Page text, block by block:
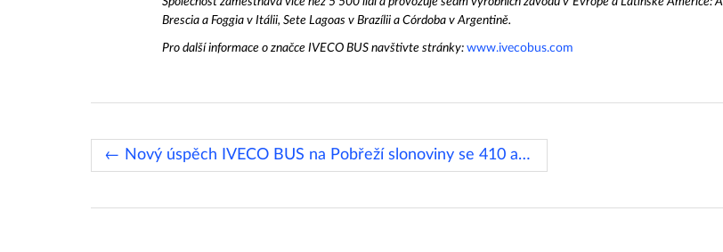
Brescia a Foggia v Itálii, Sete Lagoas v Brazílii a Córdoba v Argentině.
Pro další informace o značce IVECO BUS navštivte stránky: www.ivecobus.com
← Nový úspěch IVECO BUS na Pobřeží slonoviny se 410 autobusy,